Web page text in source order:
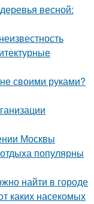
весной:
своими руками?
Москвы
популярны
найти в городе
каких насекомых